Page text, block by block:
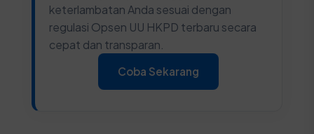
keterlambatan Anda sesuai dengan
regulasi Opsen UU HKPD terbaru secara
cepat dan transparan.
Coba Sekarang